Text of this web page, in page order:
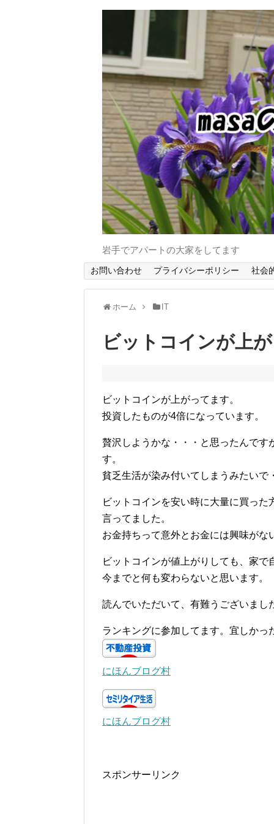
岩手でアパートの大家をしてます
お問い合わせ プライバシーポリシー 社会
ホーム IT
ビットコインが上
ビットコインが上がってます。
投資したものが4倍になっています。
贅沢しようかな・・・と思ったんで
す。
貧乏生活が染み付いてしまうみたいで
ビットコインを安い時に大量に買っ
言ってました。
お金持ちって意外とお金には興味がな
ビットコインが値上がりしても、家で
今までと何も変わらないと思います。
読んでいただいて、有難うございまし
ランキングに参加してます。宜しかっ
にほんブログ村
にほんブログ村
スポンサーリンク